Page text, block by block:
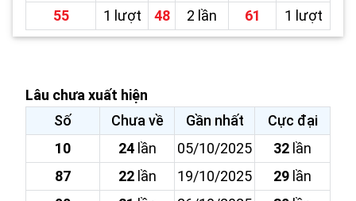
55
1 lượt 48 2 lần 61 1 lượt
Lâu chưa xuất hiện
Số
Chưa về Gần nhất
Cực đại
10
24lần 05/10/2025 32 lần
87
22lần 19/10/2025 29 lần